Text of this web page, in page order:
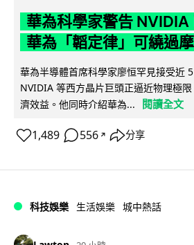
華為科學家警告 NVIDIA
華為「韜定律」可繞過
華為半導體首席科學家廖恒罕見接受近
NVIDIA 等西方晶片巨頭正逼近物理極
濟效益。他同時介紹華為...
閱讀全文
1,489 556 ↗ 分享
科技娛樂 生活娛樂 城中熱話